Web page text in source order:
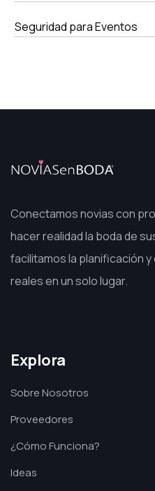
Seguridad para Eventos
Conectamos novias con
hacer realidad la boda de
facilitamos la planificación
reales en un solo lugar.
Explora
Sobre Nosotros
Proveedores
¿Cómo Funciona?
Ideas